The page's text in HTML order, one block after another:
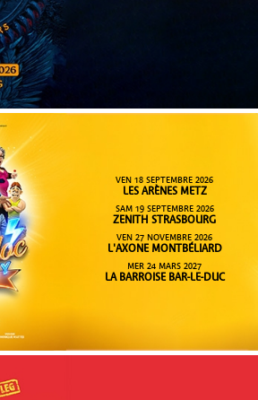
VEN 18 SEPTEMBRE 2026
LES ARÈNES METZ
SAM 19 SEPTEMBRE 2026
ZENITH STRASBOURG
VEN 27 NOVEMBRE 2026
L'AXONE MONTBÉLIARD
MER 24 MARS 2027
LA BARROISE BAR-LE-DUC